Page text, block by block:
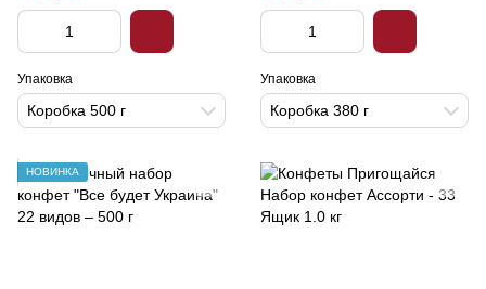
Упаковка
Коробка 500 г
Упаковка
Коробка 380 г
НОВИНКА